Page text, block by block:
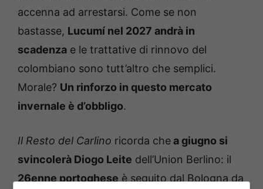
accenna ad arrestarsi. Come se non
bastasse, Lucumí nel 2027 andrà in
scadenza e le trattative di rinnovo del
colombiano sono tutt’altro che semplici.
Morale? Un rinforzo in questo mercato
invernale è d’obbligo.
Il Resto del Carlino ricorda chea giugno si
svincolerà Diogo Leite dell’Union Berlino: il
26enne portoghese è seguito dal Bologna da